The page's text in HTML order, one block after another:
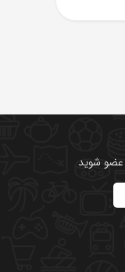
عضو شوید